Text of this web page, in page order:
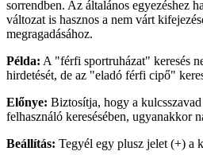
sorrendben. Az általános egyezéshez
változat is hasznos a nem várt
megragadásához.
Példa: A "férfi sportruházat" keresés
hirdetését, de az "eladó férfi cipő"
Előnye: Biztosítja, hogy a
felhasználó keresésében, ugyanakkor
Beállítás: Tegyél egy plusz jelet (+) a